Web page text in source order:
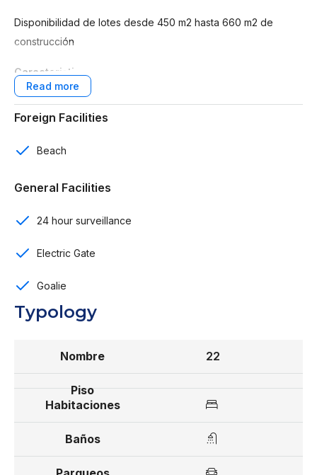
Disponibilidad de lotes desde 450 m2 hasta 660 m2 de
construcción
Caracteristicas:
29 lotes para construcción de villas
Seguridad 24/7
Servicios de electricidad, agua y fibra óptica
Camaras con video de vigilancia
Control de acceso
Ubicado cercano al proyecto Los Nómadas
Completar 30% en 30 días
70% en cuotas mensuales hasta diciembre 2026
Leyr de confotur
From US$ 175,419
Foreign Facilities
Beach
General Facilities
24 hour surveillance
Electric Gate
Goalie
Typology
22